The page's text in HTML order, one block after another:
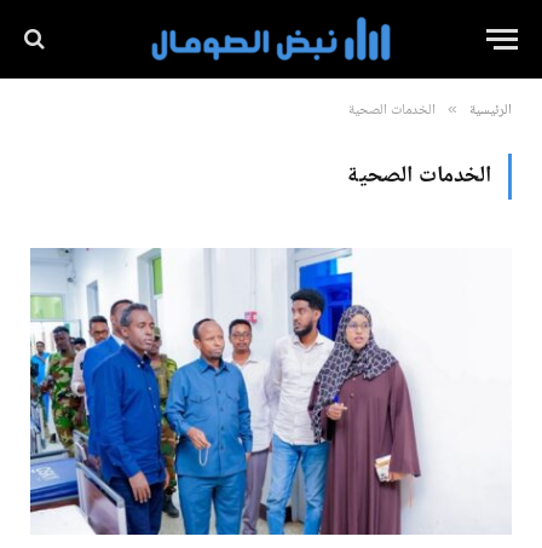
الرئيسية » الخدمات الصحية
الخدمات الصحية